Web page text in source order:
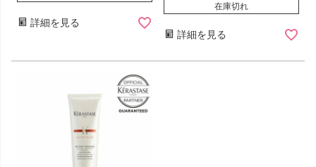
詳細を見る
在庫切れ
詳細を見る